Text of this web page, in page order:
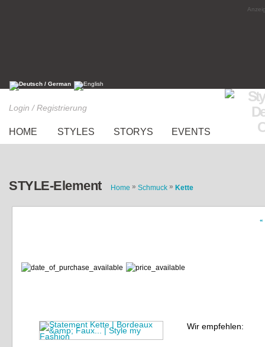
Login / Registrierung
HOME STYLES STORYS EVENTS
STYLE-Element Home » Schmuck » Kette
«
Wir empfehlen: